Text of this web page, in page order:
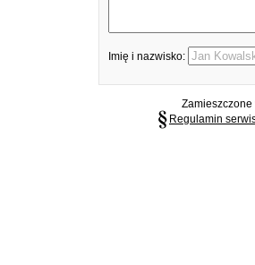
Imię i nazwisko:
Regulamin